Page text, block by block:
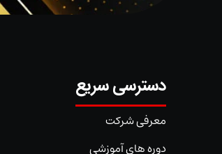
دسترسی سریع
معرفی شرکت
دوره های آموزشی